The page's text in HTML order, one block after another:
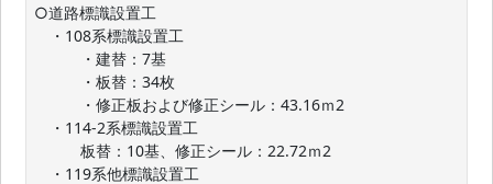
○道路標識設置工
・108系標識設置工
・建替：7基
・板替：34枚
・修正板および修正シール：43.16ｍ2
・114-2系標識設置工
板替：10基、修正シール：22.72ｍ2
・119系他標識設置工